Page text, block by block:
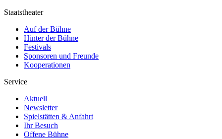
Staatstheater
Auf der Bühne
Hinter der Bühne
Festivals
Sponsoren und Freunde
Kooperationen
Service
Aktuell
Newsletter
Spielstätten & Anfahrt
Ihr Besuch
Offene Bühne